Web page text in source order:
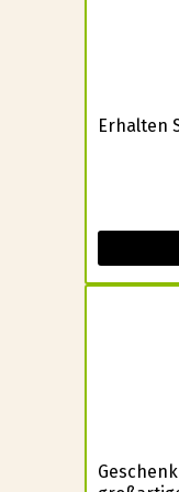
Erhalten